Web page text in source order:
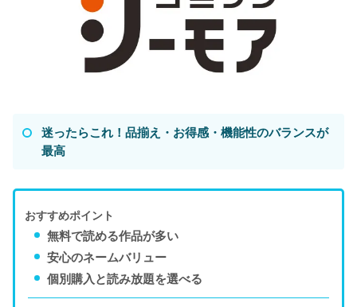
迷ったらこれ！品揃え・お得感・機能性のバランスが
最高
おすすめポイント
無料で読める作品が多い
安心のネームバリュー
個別購入と読み放題を選べる